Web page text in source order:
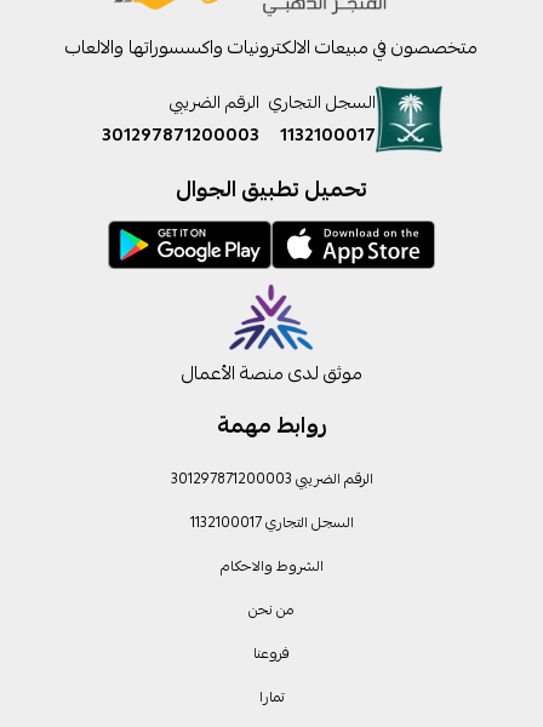
روابط مهمة
الرقم الضريبي 301297871200003
السجل التجاري 1132100017
الشروط والاحكام
من نحن
فروعنا
تمارا
متخصصون في مبيعات الالكترونيات واكسسوراتها والالعاب
السجل التجاري
1132100017
الرقم الضريبي
301297871200003
تحميل تطبيق الجوال
موثق لدى منصة الأعمال